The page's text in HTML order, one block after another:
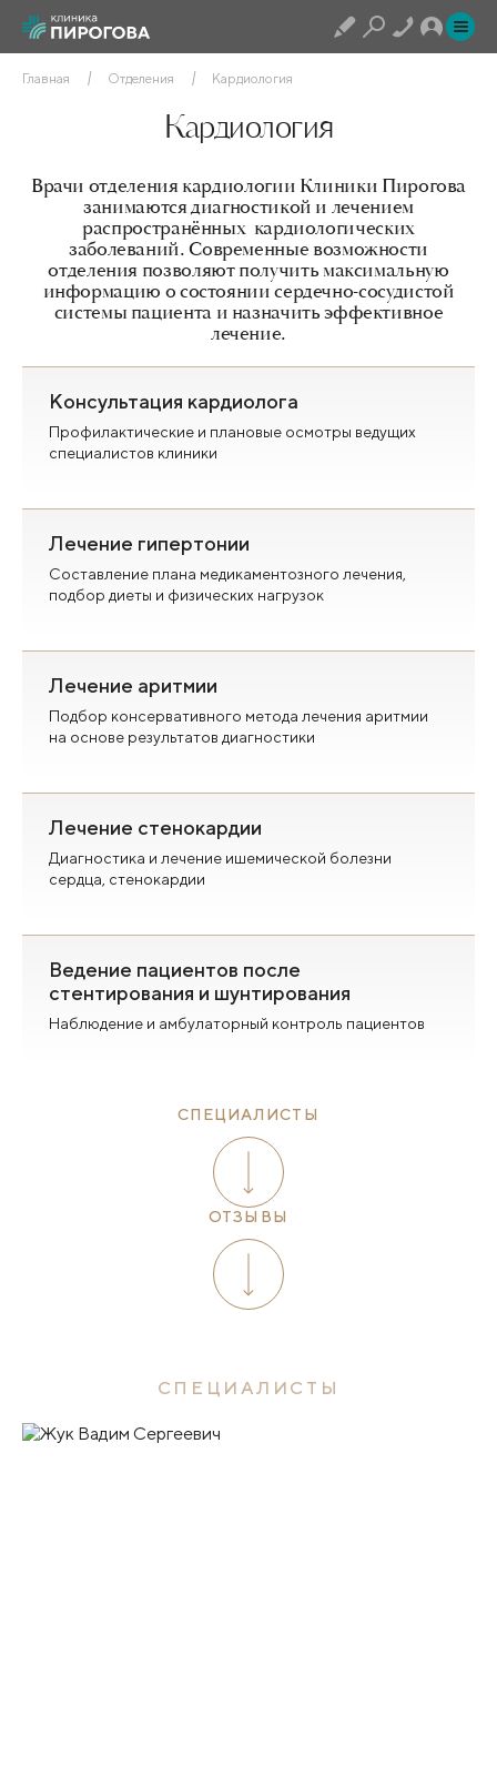
Главная Отделения Кардиология
Кардиология
Врачи отделения кардиологии Клиники Пирогова
занимаются диагностикой и лечением
распространённых кардиологических
заболеваний. Современные возможности
отделения позволяют получить максимальную
информацию о состоянии сердечно-сосудистой
системы пациента и назначить эффективное
лечение.
Консультация кардиолога
Профилактические и плановые осмотры ведущих
специалистов клиники
Лечение гипертонии
Составление плана медикаментозного лечения,
подбор диеты и физических нагрузок
Лечение аритмии
Подбор консервативного метода лечения аритмии
на основе результатов диагностики
Лечение стенокардии
Диагностика и лечение ишемической болезни
сердца, стенокардии
Ведение пациентов после
стентирования и шунтирования
Наблюдение и амбулаторный контроль пациентов
СПЕЦИАЛИСТЫ
ОТЗЫВЫ
СПЕЦИАЛИСТЫ